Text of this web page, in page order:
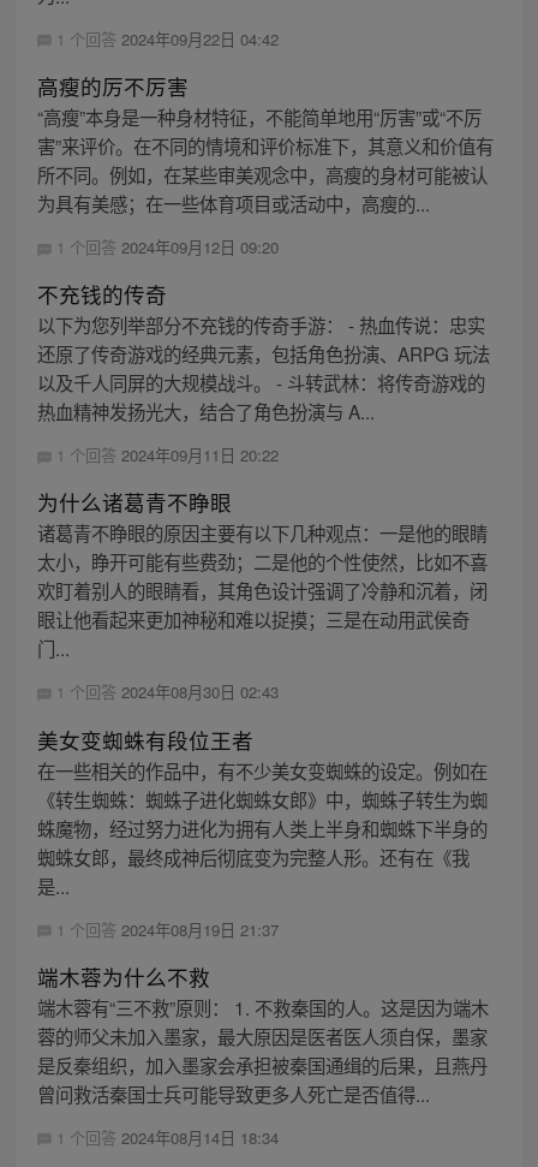
1 个回答 2024年09月22日 04:42
高瘦的厉不厉害
“高瘦”本身是一种身材特征，不能简单地用“厉害”或“不厉
害”来评价。在不同的情境和评价标准下，其意义和价值有
所不同。例如，在某些审美观念中，高瘦的身材可能被认
为具有美感；在一些体育项目或活动中，高瘦的...
1 个回答 2024年09月12日 09:20
不充钱的传奇
以下为您列举部分不充钱的传奇手游： - 热血传说：忠实
还原了传奇游戏的经典元素，包括角色扮演、ARPG 玩法
以及千人同屏的大规模战斗。 - 斗转武林：将传奇游戏的
热血精神发扬光大，结合了角色扮演与 A...
1 个回答 2024年09月11日 20:22
为什么诸葛青不睁眼
诸葛青不睁眼的原因主要有以下几种观点：一是他的眼睛
太小，睁开可能有些费劲；二是他的个性使然，比如不喜
欢盯着别人的眼睛看，其角色设计强调了冷静和沉着，闭
眼让他看起来更加神秘和难以捉摸；三是在动用武侯奇
门...
1 个回答 2024年08月30日 02:43
美女变蜘蛛有段位王者
在一些相关的作品中，有不少美女变蜘蛛的设定。例如在
《转生蜘蛛：蜘蛛子进化蜘蛛女郎》中，蜘蛛子转生为蜘
蛛魔物，经过努力进化为拥有人类上半身和蜘蛛下半身的
蜘蛛女郎，最终成神后彻底变为完整人形。还有在《我
是...
1 个回答 2024年08月19日 21:37
端木蓉为什么不救
端木蓉有“三不救”原则： 1. 不救秦国的人。这是因为端木
蓉的师父未加入墨家，最大原因是医者医人须自保，墨家
是反秦组织，加入墨家会承担被秦国通缉的后果，且燕丹
曾问救活秦国士兵可能导致更多人死亡是否值得...
1 个回答 2024年08月14日 18:34